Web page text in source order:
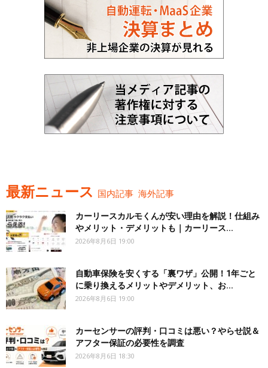
最新ニュース 国内記事 海外記事
カーリースカルモくんが安い理由を解説！仕組み
やメリット・デメリットも｜カーリース...
2026年8月6日 19:00
自動車保険を安くする「裏ワザ」公開！1年ごと
に乗り換えるメリットやデメリット、お...
2026年8月6日 19:00
カーセンサーの評判・口コミは悪い？やらせ説＆
アフター保証の必要性を調査
2026年8月6日 18:30